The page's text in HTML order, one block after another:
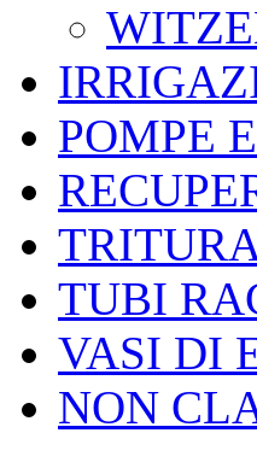
POMPE
TUBI
VASI DI
NON